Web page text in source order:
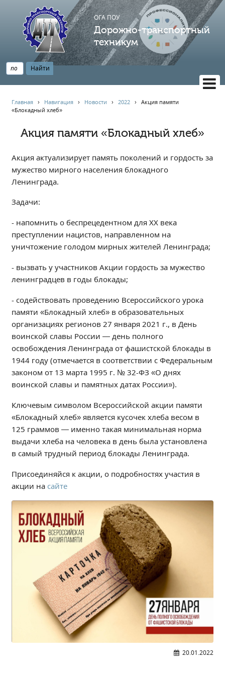
ОГА ПОУ
Дорожно-транспортный
техникум
НАВИГАЦИЯ
Главная
АБИТУРИЕНТУ
Опрос по качеству образования
Новости
Наблюдательный совет
Независимая оценка качества
Профориентация
Контакты
Учебно-производственный комплекс
Центр карьеры
Противодействие коррупции
Всероссийское чемпионатное движение
Региональная инновационная площадка
СВЕДЕНИЯ ОБ ОБРАЗОВАТЕЛЬНОЙ ОРГАНИЗАЦИИ
Основные сведения
Структура и органы управления образовательной
организацией
Документы
Образование
Образовательные стандарты и требования
Руководство
Педагогический состав
Материально-техническое обеспечение и
оснащенность образовательного процесса.
Доступная среда
Стипендии и меры поддержки обучающихся
Платные образовательные услуги
Финансово-хозяйственная деятельность
Вакантные места для приёма (перевода)
Международное сотрудничество
Организация питания в образовательной
организации
Главная › Навигация › Новости ›2022 ›Акция памяти
«Блокадный хлеб»
Акция памяти «Блокадный хлеб»
Акция актуализирует память поколений и гордость за
мужество мирного населения блокадного
Ленинграда.
Задачи:
- напомнить о беспрецедентном для XX века
преступлении нацистов, направленном на
уничтожение голодом мирных жителей Ленинграда;
- вызвать у участников Акции гордость за мужество
ленинградцев в годы блокады;
- содействовать проведению Всероссийского урока
памяти «Блокадный хлеб» в образовательных
организациях регионов 27 января 2021 г., в День
воинской славы России — день полного
освобождения Ленинграда от фашистской блокады в
1944 году (отмечается в соответствии с Федеральным
законом от 13 марта 1995 г. № 32-ФЗ «О днях
воинской славы и памятных датах России»).
Ключевым символом Всероссийской акции памяти
«Блокадный хлеб» является кусочек хлеба весом в
125 граммов — именно такая минимальная норма
выдачи хлеба на человека в день была установлена
в самый трудный период блокады Ленинграда.
Присоединяйся к акции, о подробностях участия в
акции на сайте
20.01.2022